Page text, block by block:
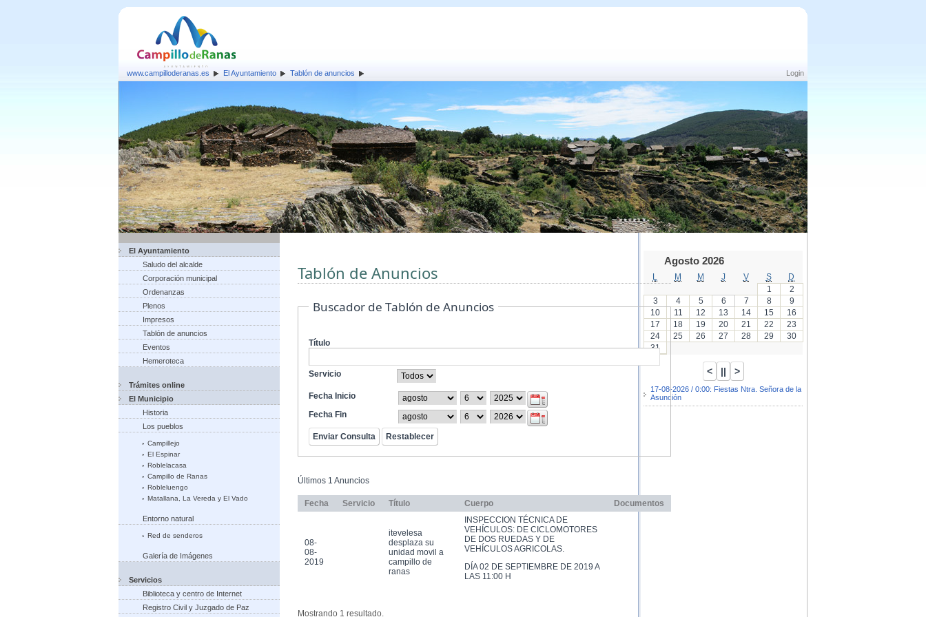
Login
www.campilloderanas.es El Ayuntamiento Tablón de anuncios
El Ayuntamiento
Saludo del alcalde
Corporación municipal
Ordenanzas
Plenos
Impresos
Tablón de anuncios
Eventos
Hemeroteca
Trámites online
El Municipio
Historia
Los pueblos
Campillejo
El Espinar
Roblelacasa
Campillo de Ranas
Robleluengo
Matallana, La Vereda y El Vado
Entorno natural
Red de senderos
Galería de Imágenes
Servicios
Biblioteca y centro de Internet
Registro Civil y Juzgado de Paz
Tablón de Anuncios
Buscador de Tablón de Anuncios
Título
Servicio
Fecha Inicio
Fecha Fin
Últimos 1 Anuncios
Fecha Servicio Título Cuerpo Documentos
08-
08-
2019
itevelesa
desplaza su
unidad movil a
campillo de
ranas
INSPECCION TÉCNICA DE
VEHÍCULOS: DE CICLOMOTORES
DE DOS RUEDAS Y DE
VEHÍCULOS AGRICOLAS.
DÍA 02 DE SEPTIEMBRE DE 2019 A
LAS 11:00 H
Mostrando 1 resultado.
Agosto 2026
M M J V S
D
1
2
3
4 5 6 7 8
9
10
11 12 13 14 15
16
17
18 19 20 21 22
23
24
25 26 27 28 29
30
31
17-08-2026 / 0:00: Fiestas Ntra. Señora de la
Asunción